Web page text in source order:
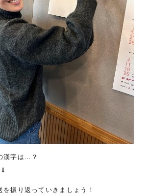
漢字は…？
振り返っていきましょう！